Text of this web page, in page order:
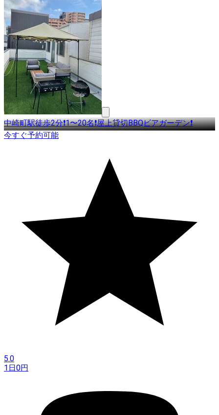
中崎町駅徒歩2分❗️1〜20名❗️屋上貸切BBQビアガーデン❗️
今すぐ予約可能
5.0
1日0円